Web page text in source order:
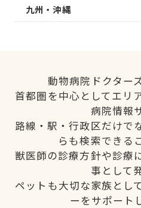
九州・沖縄
動物病院ドクター
首都圏を中心としてエリ
病院情報
路線・駅・行政区だけで
らも検索できる
獣医師の診療方針や診療
事として
ペットも大切な家族とし
ーをサポート